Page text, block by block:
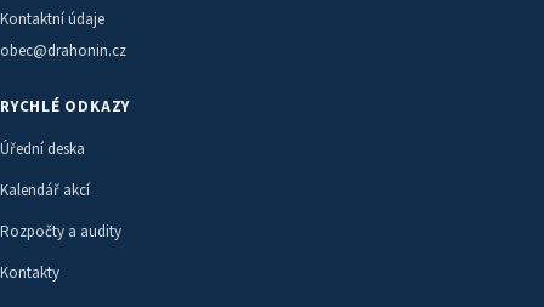
Kontaktní údaje
obec@drahonin.cz
RYCHLÉ ODKAZY
Úřední deska
Kalendář akcí
Rozpočty a audity
Kontakty